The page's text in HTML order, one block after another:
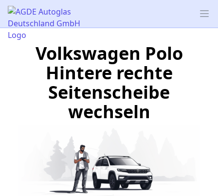
AGDE Autoglas Deutschland GmbH
Volkswagen Polo
Hintere rechte
Seitenscheibe
wechseln